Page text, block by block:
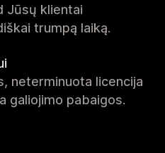
Jūsų klientai
trumpą laiką.
neterminuota licencija
galiojimo pabaigos.